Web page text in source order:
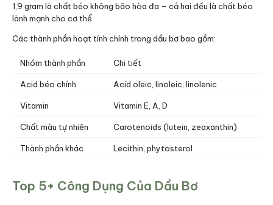
1,9 gram là chất béo không bão hòa đa – cả hai đều là chất béo
lành mạnh cho cơ thể.
Các thành phần hoạt tính chính trong dầu bơ bao gồm:
Nhóm thành phần Chi tiết
Acid béo chính Acid oleic, linoleic, linolenic
Vitamin Vitamin E, A, D
Chất màu tự nhiên Carotenoids (lutein, zeaxanthin)
Thành phần khác Lecithin, phytosterol
Top 5+ Công Dụng Của Dầu Bơ